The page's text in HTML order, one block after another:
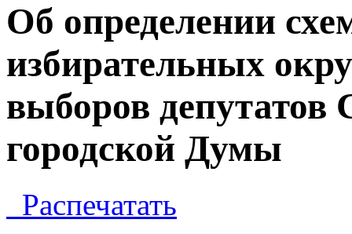
Об определении
избирательных
выборов депутатов
городской Думы
Распечатать